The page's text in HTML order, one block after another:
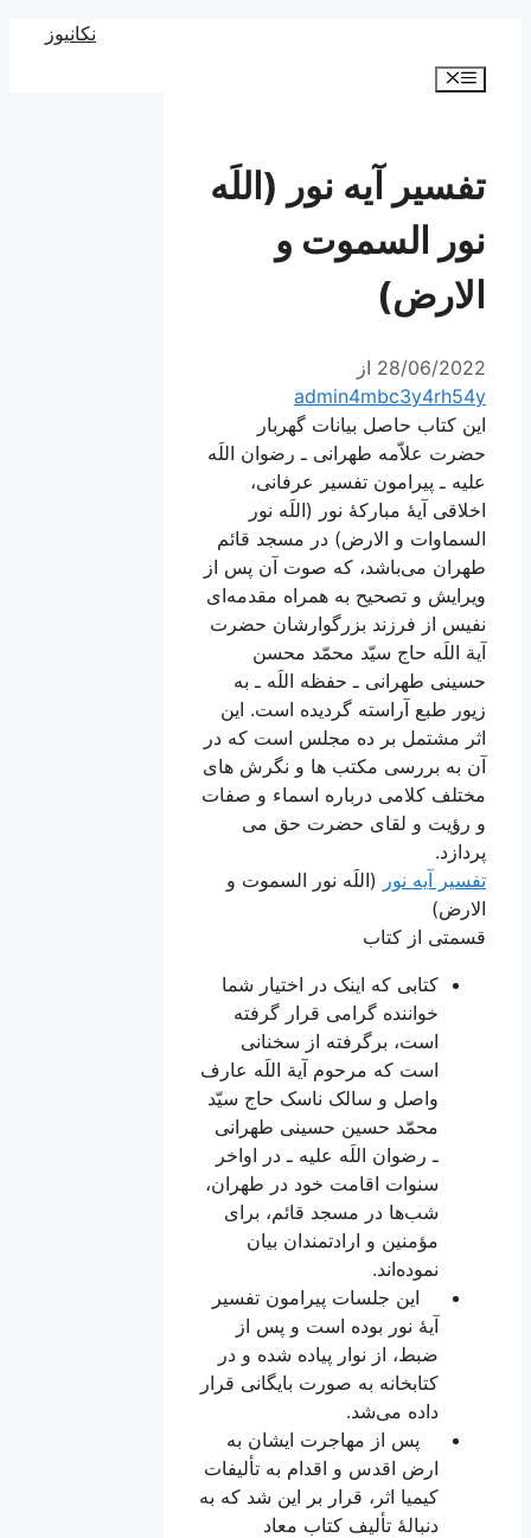
نکانیوز
فهرست
تفسیر آیه نور (اللَه
نور السموت و
الارض)
28/06/2022 از
admin4mbc3y4rh54y
این کتاب حاصل بیانات گهربار
حضرت علاّمه طهرانی ـ رضوان اللَه
علیه ـ پیرامون تفسیر عرفانی،
اخلاقی آیۀ مبارکۀ نور (اللَه نور
السماوات و الارض) در مسجد قائم
طهران می‌باشد، که صوت آن پس از
ویرایش و تصحیح به همراه مقدمه‌ای
نفیس از فرزند بزرگوارشان حضرت
آیة اللَه حاج سیّد محمّد محسن
حسینی طهرانی ـ حفظه اللَه ـ به
زیور طبع آراسته گردیده است. این
اثر مشتمل بر ده مجلس است که در
آن به بررسی مکتب ها و نگرش های
مختلف کلامی درباره اسماء و صفات
و رؤیت و لقای حضرت حق می
پردازد.
تفسیر آیه نور(اللَه نور السموت و
الارض)
قسمتی از کتاب
کتابی که اینک در اختیار شما
خواننده گرامی قرار گرفته
است، برگرفته از سخنانی
است که مرحوم آیة اللَه عارف
واصل و سالک ناسک حاج سیّد
محمّد حسین حسینی طهرانی
ـ رضوان اللَه علیه ـ در اواخر
سنوات اقامت خود در طهران،
شب‌ها در مسجد قائم، برای
مؤمنین و ارادتمندان بیان
نموده‌اند.
این جلسات پیرامون تفسیر
آیۀ نور بوده است و پس از
ضبط، از نوار پیاده شده و در
کتابخانه به صورت بایگانی قرار
داده می‌شد.
پس از مهاجرت ایشان به
ارض اقدس و اقدام به تألیفات
کیمیا اثر، قرار بر این شد که به
دنبالۀ تألیف کتابمعاد